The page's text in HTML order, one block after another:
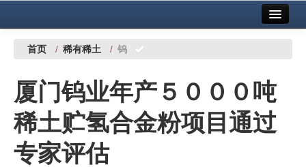
中国有色金属报社主办 广告服务
铜镍铅锌
铝
稀有稀土
首页 / 稀有稀土 / 钨
厦门钨业年产５０００吨
稀土贮氢合金粉项目通过
专家评估